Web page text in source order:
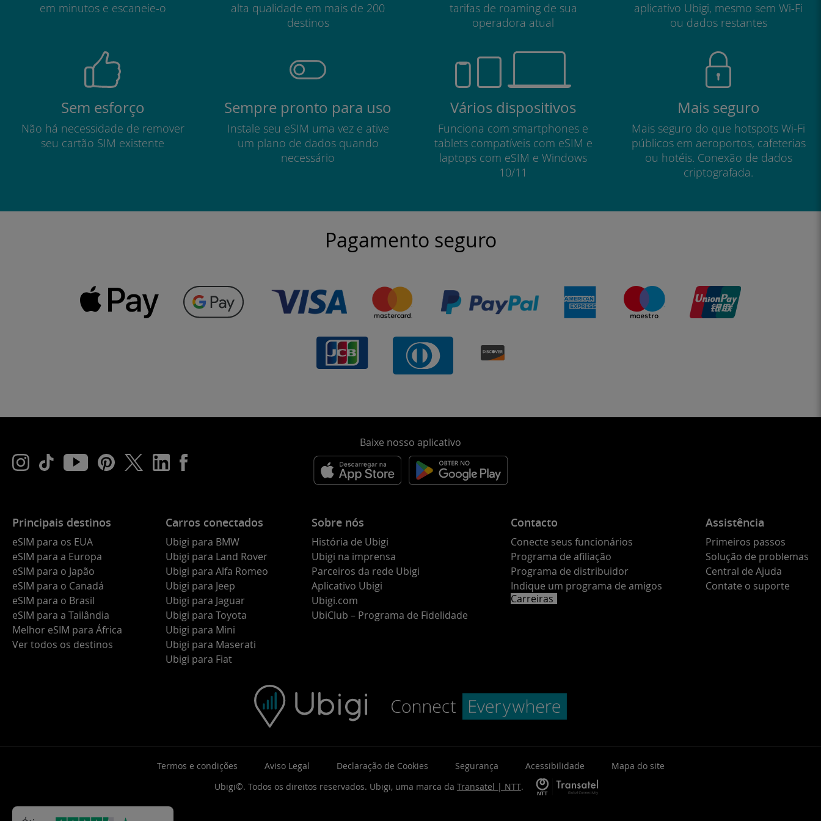
em minutos e escaneie-o
alta qualidade em mais de 200
destinos
tarifas de roaming de sua
operadora atual
aplicativo Ubigi, mesmo sem Wi-Fi
ou dados restantes
Sem esforço
Não há necessidade de remover
seu cartão SIM existente
Sempre pronto para uso
Instale seu eSIM uma vez e ative
um plano de dados quando
necessário
Vários dispositivos
Funciona com smartphones e
tablets compatíveis com eSIM e
laptops com eSIM e Windows
10/11
Mais seguro
Mais seguro do que hotspots Wi-Fi
públicos em aeroportos, cafeterias
ou hotéis. Conexão de dados
criptografada.
Pagamento seguro
Baixe nosso aplicativo
Principais destinos
eSIM para os EUA
eSIM para a Europa
eSIM para o Japão
eSIM para o Canadá
eSIM para o Brasil
eSIM para a Tailândia
Melhor eSIM para África
Ver todos os destinos
Carros conectados
Ubigi para BMW
Ubigi para Land Rover
Ubigi para Alfa Romeo
Ubigi para Jeep
Ubigi para Jaguar
Ubigi para Toyota
Ubigi para Mini
Ubigi para Maserati
Ubigi para Fiat
Sobre nós
História de Ubigi
Ubigi na imprensa
Parceiros da rede Ubigi
Aplicativo Ubigi
Ubigi.com
UbiClub – Programa de Fidelidade
Contacto
Conecte seus funcionários
Programa de afiliação
Programa de distribuidor
Indique um programa de amigos
Carreiras
Assistência
Primeiros passos
Solução de problemas
Central de Ajuda
Contate o suporte
Termos e condições Aviso Legal Declaração de Cookies Segurança Acessibilidade
Mapa do site
Ubigi©. Todos os direitos reservados. Ubigi, uma marca da Transatel | NTT.